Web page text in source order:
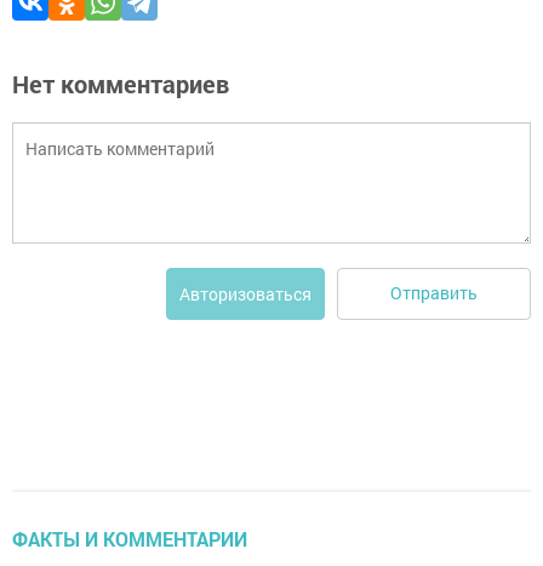
Нет комментариев
Авторизоваться Отправить
ФАКТЫ И КОММЕНТАРИИ